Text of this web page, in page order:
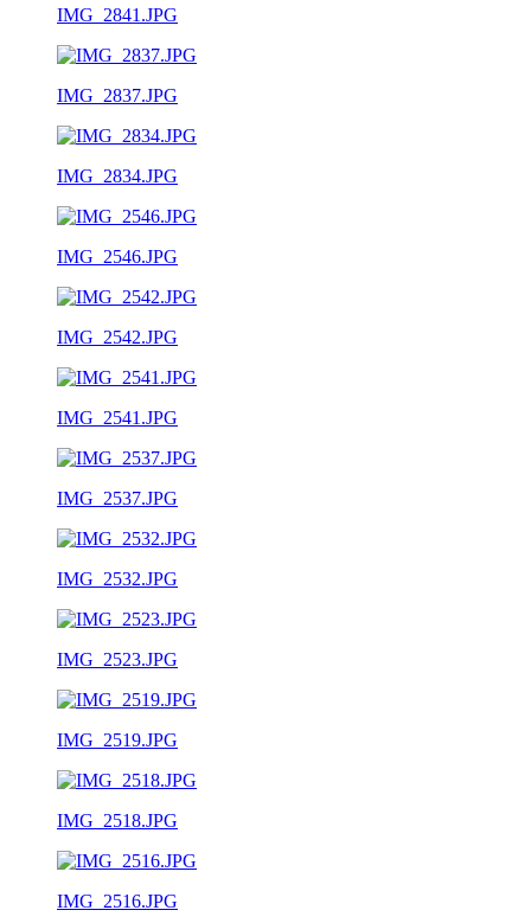
IMG_2841.JPG
IMG_2837.JPG
IMG_2834.JPG
IMG_2546.JPG
IMG_2542.JPG
IMG_2541.JPG
IMG_2537.JPG
IMG_2532.JPG
IMG_2523.JPG
IMG_2519.JPG
IMG_2518.JPG
IMG_2516.JPG